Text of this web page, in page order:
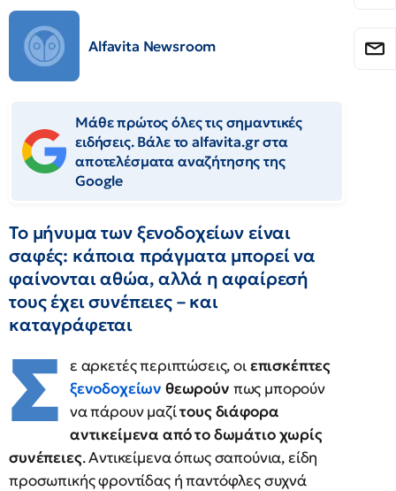
Alfavita Newsroom
Μάθε πρώτος όλες τις σημαντικές
ειδήσεις. Βάλε το alfavita.gr στα
αποτελέσματα αναζήτησης της
Google
Το μήνυμα των ξενοδοχείων είναι
σαφές: κάποια πράγματα μπορεί να
φαίνονται αθώα, αλλά η αφαίρεσή
τους έχει συνέπειες – και
καταγράφεται
Σ ε αρκετές περιπτώσεις, οιεπισκέπτες
ξενοδοχείων θεωρούν πως μπορούν
να πάρουν μαζίτους διάφορα
αντικείμενα από το δωμάτιο χωρίς
συνέπειες. Αντικείμενα όπως σαπούνια, είδη
προσωπικής φροντίδας ή παντόφλες συχνά